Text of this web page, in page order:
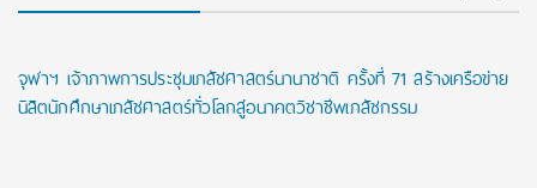
จุฬาฯ เจ้าภาพการประชุมเภสัชศาสตร์นานาชาติ ครั้งที่ 71 สร้างเครือข่าย
นิสิตนักศึกษาเภสัชศาสตร์ทั่วโลกสู่อนาคตวิชาชีพเภสัชกรรม